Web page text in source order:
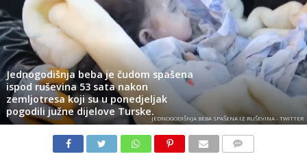
Jednogodišnja beba je čudom spašena
ispod ruševina 53 sata nakon
zemljotresa koji su u ponedjeljak
pogodili južne dijelove Turske.
JEDNOGODIŠNJA BEBA SPAŠENA IZ RUŠEVINA - TWITTER